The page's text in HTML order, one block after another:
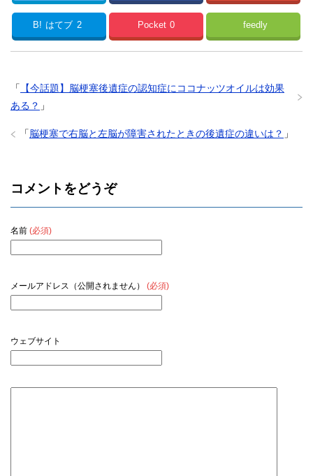
B! はてブ 2 Pocket 0 feedly
「
【今話題】脳梗塞後遺症の認知症にココナッツオイルは効果
ある？ 」
「脳梗塞で右脳と左脳が障害されたときの後遺症の違いは？ 」
コメントをどうぞ
名前 (必須)
メールアドレス（公開されません） (必須)
ウェブサイト